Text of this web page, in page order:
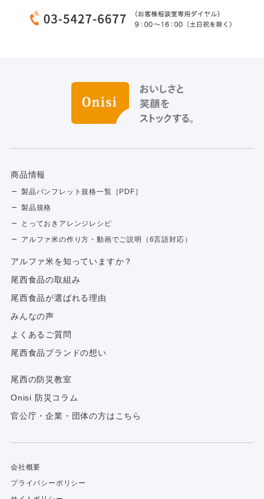
商品情報
製品パンフレット規格一覧［PDF］
製品規格
とっておきアレンジレシピ
アルファ米の作り方・動画でご説明（6言語対応）
アルファ⽶を知っていますか？
尾西食品の取組み
尾西食品が選ばれる理由
みんなの声
よくあるご質問
尾西食品ブランドの想い
尾西の防災教室
Onisi 防災コラム
官公庁・企業・団体の方はこちら
会社概要
プライバシーポリシー